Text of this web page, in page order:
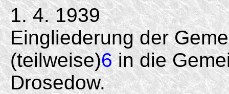
1. 4. 1939
Eingliederung der
(teilweise)6in die
Drosedow.